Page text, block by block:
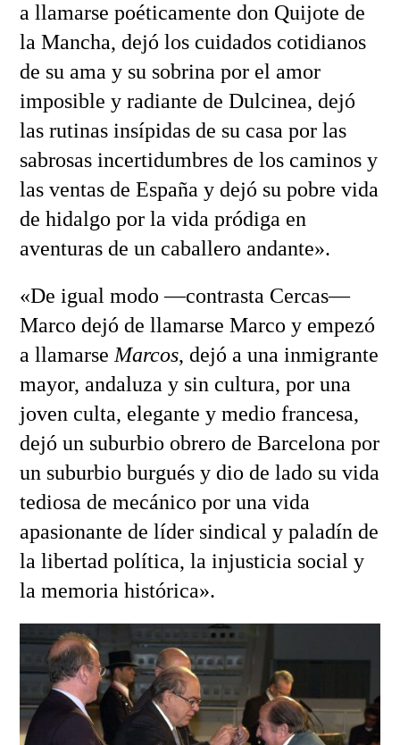
a llamarse poéticamente don Quijote de
la Mancha, dejó los cuidados cotidianos
de su ama y su sobrina por el amor
imposible y radiante de Dulcinea, dejó
las rutinas insípidas de su casa por las
sabrosas incertidumbres de los caminos y
las ventas de España y dejó su pobre vida
de hidalgo por la vida pródiga en
aventuras de un caballero andante».
«De igual modo —contrasta Cercas—
Marco dejó de llamarse Marco y empezó
a llamarse Marcos, dejó a una inmigrante
mayor, andaluza y sin cultura, por una
joven culta, elegante y medio francesa,
dejó un suburbio obrero de Barcelona por
un suburbio burgués y dio de lado su vida
tediosa de mecánico por una vida
apasionante de líder sindical y paladín de
la libertad política, la injusticia social y
la memoria histórica».